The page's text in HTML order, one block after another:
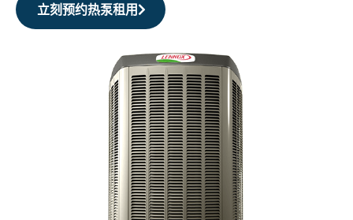
立刻预约热泵租用